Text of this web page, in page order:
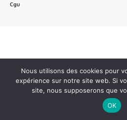
Cgu
Nous utilisons des cookies pour
expérience sur notre site web. Si
site, nous supposerons que
OK